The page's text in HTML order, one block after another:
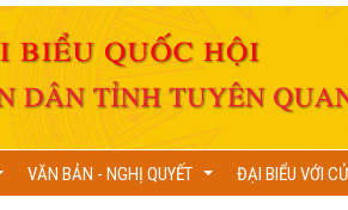
...
VĂN BẢN - NGHỊ QUYẾT
...
ĐẠI BIỂU VỚI